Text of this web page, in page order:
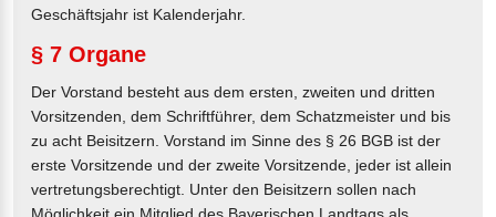
Geschäftsjahr ist Kalenderjahr.
§ 7 Organe
Der Vorstand besteht aus dem ersten, zweiten und dritten
Vorsitzenden, dem Schriftführer, dem Schatzmeister und bis
zu acht Beisitzern. Vorstand im Sinne des § 26 BGB ist der
erste Vorsitzende und der zweite Vorsitzende, jeder ist allein
vertretungsberechtigt. Unter den Beisitzern sollen nach